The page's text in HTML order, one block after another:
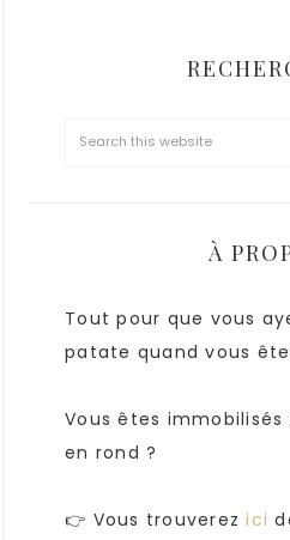
À
Tout pour que vous
patate quand vous
Vous êtes
en rond ?
👉 Vous trouverezici